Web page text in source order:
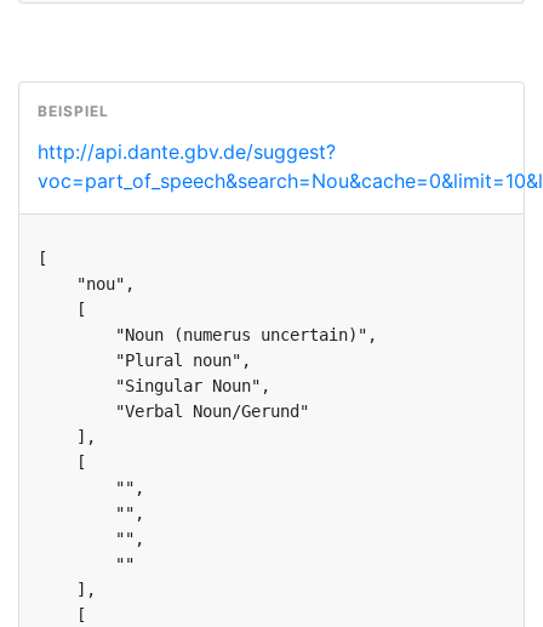
http://api.dante.gbv.de/suggest?
[
    "nou",
    [
        "Noun (numerus uncertain)",
        "Plural noun",
        "Singular Noun",
        "Verbal Noun/Gerund"
    ],
    [
        "",
        "",
        "",
        ""
    ],
    [